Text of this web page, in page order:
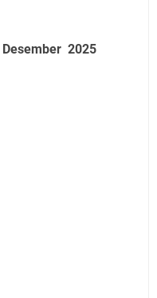
Desember 2025